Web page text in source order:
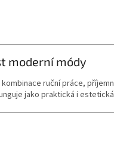
moderní módy
ruční práce,
jako praktická i